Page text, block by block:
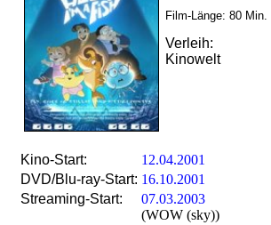
Film-Länge: 80 Min.
Verleih:
Kinowelt
Kino-Start:
12.04.2001
DVD/Blu-ray-Start: 16.10.2001
Streaming-Start:
07.03.2003
(WOW (sky))